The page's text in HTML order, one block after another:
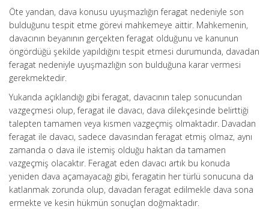
Öte yandan, dava konusu uyuşmazlığın feragat nedeniyle son
bulduğunu tespit etme görevi mahkemeye aittir. Mahkemenin,
davacının beyanının gerçekten feragat olduğunu ve kanunun
öngördüğü şekilde yapıldığını tespit etmesi durumunda, davadan
feragat nedeniyle uyuşmazlığın son bulduğuna karar vermesi
gerekmektedir.
Yukarıda açıklandığı gibi feragat, davacının talep sonucundan
vazgeçmesi olup, feragat ile davacı, dava dilekçesinde belirttiği
talepten tamamen veya kısmen vazgeçmiş olmaktadır. Davadan
feragat ile davacı, sadece davasından feragat etmiş olmaz, aynı
zamanda o dava ile istemiş olduğu haktan da tamamen
vazgeçmiş olacaktır. Feragat eden davacı artık bu konuda
yeniden dava açamayacağı gibi, feragatin her türlü sonucuna da
katlanmak zorunda olup, davadan feragat edilmekle dava sona
ermekte ve kesin hükmün sonuçlan doğmaktadır.